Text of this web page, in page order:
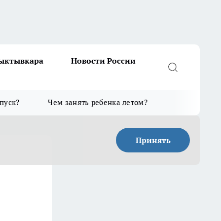
Новости России
Чем занять ребенка летом?
Принять